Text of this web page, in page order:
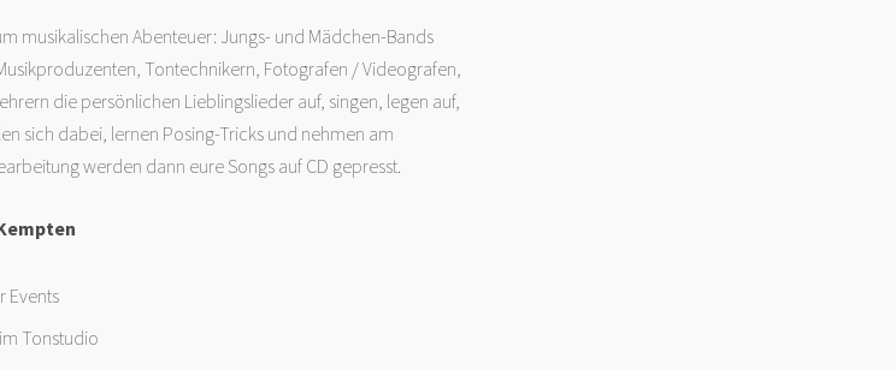
musikalischen Abenteuer: Jungs- und Mädchen-Bands
Tontechnikern, Fotografen / Videografen,
die persönlichen Lieblingslieder auf, singen, legen auf,
sich dabei, lernen Posing-Tricks und nehmen am
werden dann eure Songs auf CD gepresst.
Events
Tonstudio